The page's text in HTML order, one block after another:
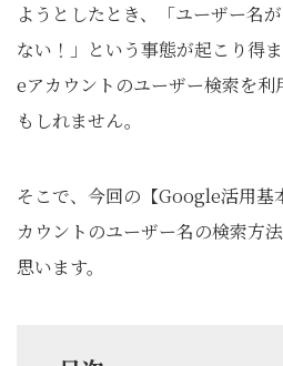
ようとしたとき、「ユーザー名
ない！」という事態が起こり得
eアカウントのユーザー検索を
もしれません。
そこで、今回の【Google活用基
カウントのユーザー名の検索方
思います。